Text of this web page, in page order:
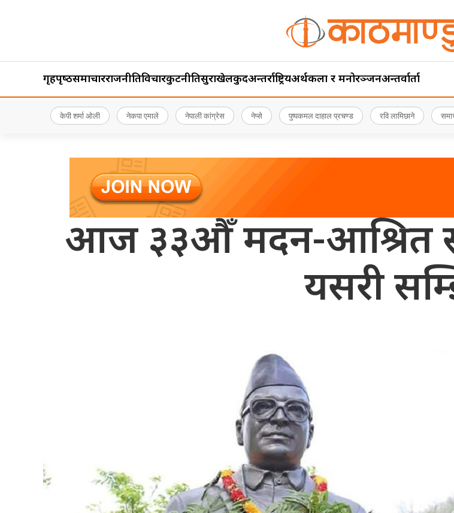
गृहपृष्‍ठसमाचारराजनीतिविचारकुटनीतिसुरक्षाखेलकुदअन्तर्राष्ट्रियअर्थकला र मनोरञ्जनअन्तर्वार्ता
केपी शर्मा ओली नेकपा एमाले नेपाली कांग्रेस नेप्से पुष्पकमल दाहाल प्रचण्ड रवि लामिछाने
आज ३३औँ मदन-आश्रित
यसरी